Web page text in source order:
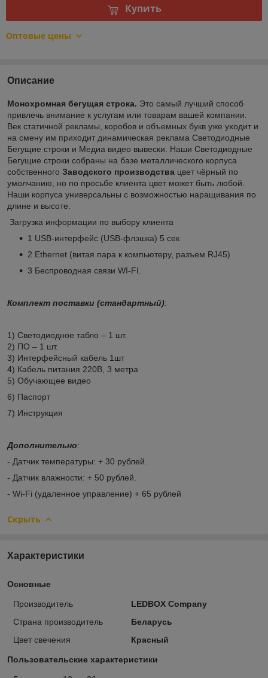
Купить
Оптовые цены
Описание
Монохромная бегущая строка. Это самый лучший способ
привлечь внимание к услугам или товарам вашей компании.
Век статичной рекламы, коробов и объемных букв уже уходит и
на смену им приходит динамическая реклама Светодиодные
Бегущие строки и Медиа видео вывески. Наши Светодиодные
Бегущие строки собраны на базе металлического корпуса
собственного Заводского производства цвет чёрный по
умолчанию, но по просьбе клиента цвет может быть любой.
Наши корпуса универсальны с возможностью наращивания по
длине и высоте.
Загрузка информации по выбору клиента
1 USB-интерфейс (USB-флэшка) 5 сек
2 Ethernet (витая пара к компьютеру, разъем RJ45)
3 Беспроводная связи WI-FI.
Комплект поставки (стандартный):
1) Светодиодное табло – 1 шт.
2) ПО – 1 шт.
3) Интерфейсный кабель 1шт
4) Кабель питания 220В, 3 метра
5) Обучающее видео
6) Паспорт
7) Инструкция
Дополнительно:
- Датчик температуры: + 30 рублей.
- Датчик влажности: + 50 рублей.
- Wi-Fi (удаленное управление) + 65 рублей
Скрыть
Характеристики
Основные
Производитель
LEDBOX Company
Страна производитель
Беларусь
Цвет свечения
Красный
Пользовательские характеристики